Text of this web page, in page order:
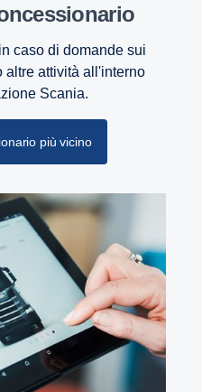
caso di domande sui
altre attività all'interno
Scania.
più vicino